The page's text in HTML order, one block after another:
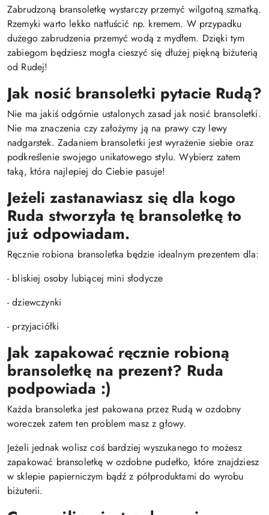
Zabrudzoną bransoletkę wystarczy przemyć wilgotną szmatką.
Rzemyki warto lekko natłuścić np. kremem. W przypadku
dużego zabrudzenia przemyć wodą z mydłem. Dzięki tym
zabiegom będziesz mogła cieszyć się dłużej piękną biżuterią
od Rudej!
Jak nosić bransoletki pytacie Rudą?
Nie ma jakiś odgórnie ustalonych zasad jak nosić bransoletki.
Nie ma znaczenia czy założymy ją na prawy czy lewy
nadgarstek. Zadaniem bransoletki jest wyrażenie siebie oraz
podkreślenie swojego unikatowego stylu. Wybierz zatem
taką, która najlepiej do Ciebie pasuje!
Jeżeli zastanawiasz się dla kogo
Ruda stworzyła tę bransoletkę to
już odpowiadam.
Ręcznie robiona bransoletka będzie idealnym prezentem dla:
- bliskiej osoby lubiącej mini słodycze
- dziewczynki
- przyjaciółki
Jak zapakować ręcznie robioną
bransoletkę na prezent? Ruda
podpowiada :)
Każda bransoletka jest pakowana przez Rudą w ozdobny
woreczek zatem ten problem masz z głowy.
Jeżeli jednak wolisz coś bardziej wyszukanego to możesz
zapakować bransoletkę w ozdobne pudełko, które znajdziesz
w sklepie papierniczym bądź z półproduktami do wyrobu
biżuterii.